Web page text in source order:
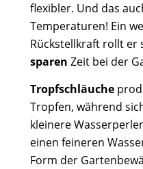
flexibler. Und das
Temperaturen! Ein
Rückstellkraft rollt er
sparen Zeit bei der
Tropfschläuche
Tropfen, während
kleinere
einen feineren
Form der